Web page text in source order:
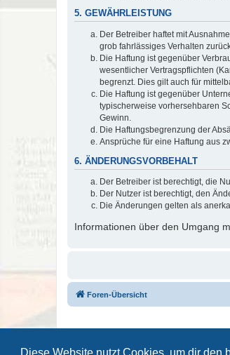
5. GEWÄHRLEISTUNG
Der Betreiber haftet mit
grob fahrlässiges Verhalten
Die Haftung ist gegenüber
wesentlicher Vertragspflichten
begrenzt. Dies gilt auch für
Die Haftung ist gegenüber
typischerweise vorhersehbaren
Gewinn.
Die Haftungsbegrenzung der
Ansprüche für eine Haftung aus
6. ÄNDERUNGSVORBEHALT
Der Betreiber ist berechtigt, die
Der Nutzer ist berechtigt, den
Die Änderungen gelten als
Informationen über den Umgang
Foren-Übersicht